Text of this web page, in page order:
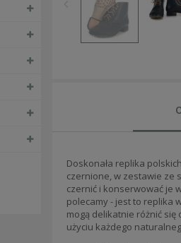
Doskonała replika
czernione, w zestawie ze
czernić i konserwować je
polecamy - jest to replika
mogą delikatnie różnić
użyciu każdego